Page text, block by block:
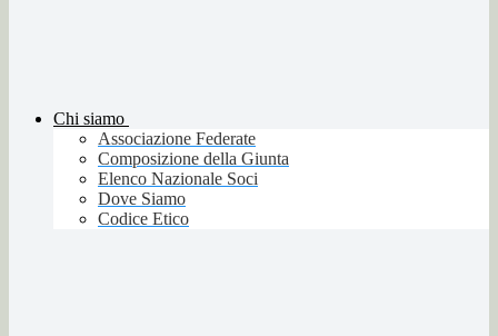
Chi siamo
Associazione Federate
Composizione della Giunta
Elenco Nazionale Soci
Dove Siamo
Codice Etico